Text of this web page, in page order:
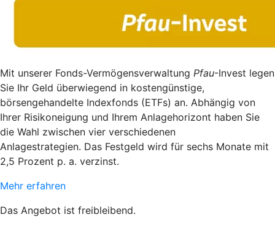
Mit unserer Fonds-Vermögensverwaltung Pfau-Invest legen
Sie Ihr Geld überwiegend in kostengünstige,
börsengehandelte Indexfonds (ETFs) an. Abhängig von
Ihrer Risikoneigung und Ihrem Anlagehorizont haben Sie
die Wahl zwischen vier verschiedenen
Anlagestrategien. Das Festgeld wird für sechs Monate mit
2,5 Prozent p. a. verzinst.
Mehr erfahren
Das Angebot ist freibleibend.